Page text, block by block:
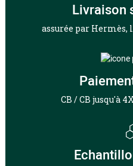
Livraison
assurée par Hermès,
CB / CB jusqu'à